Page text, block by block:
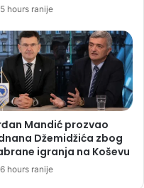
5 hours ranije
Mandić prozvao
Džemidžića zbog
igranja na Koševu
6 hours ranije